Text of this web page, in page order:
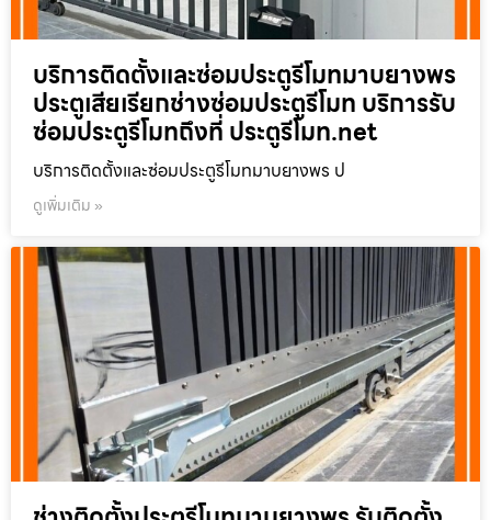
บริการติดตั้งและซ่อมประตูรีโมทมาบยางพร
ประตูเสียเรียกช่างซ่อมประตูรีโมท บริการรับ
ซ่อมประตูรีโมทถึงที่ ประตูรีโมท.net
บริการติดตั้งและซ่อมประตูรีโมทมาบยางพร ป
ดูเพิ่มเติม »